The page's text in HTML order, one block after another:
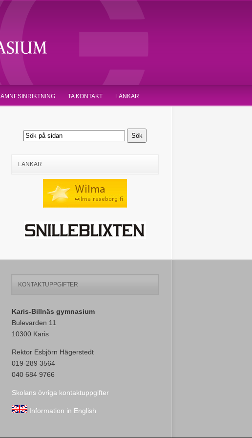
ÄMNESINRIKTNING TA KONTAKT LÄNKAR
LÄNKAR
KONTAKTUPPGIFTER
Karis-Billnäs gymnasium
Bulevarden 11
10300 Karis
Rektor Esbjörn Hägerstedt
019-289 3564
040 684 9766
Skolans övriga kontaktuppgifter
Information in English